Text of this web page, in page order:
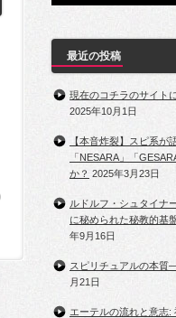
最近の投稿
現在のコチラのサイト
2025年10月1日
【本音炸裂】スピ系が
「NESARA」「
か？ 2025年3月23日
ルドルフ・シュタイナ
に秘められた秘教的基
年9月16日
スピリチュアルの本質
月21日
エーテルの流れと意志: